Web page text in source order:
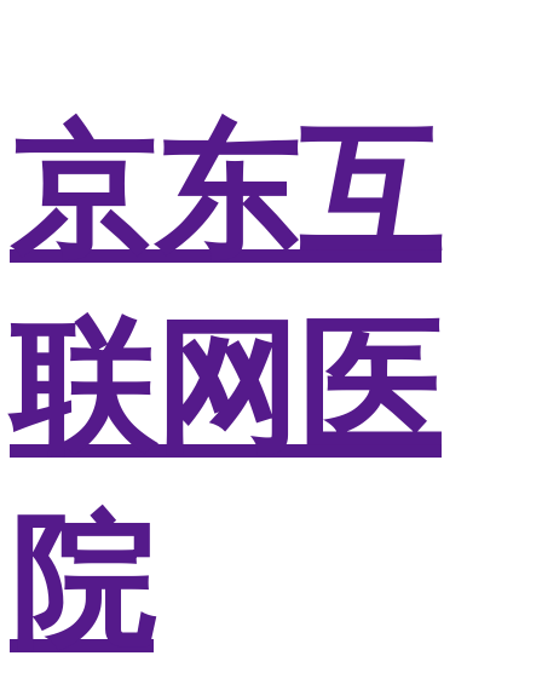
京东互
联网医
院